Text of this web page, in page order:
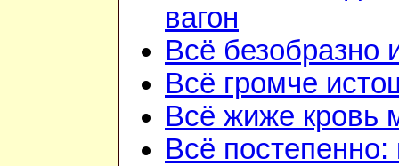
вагон
Всё безобразно
Всё громче
Всё жиже кровь
Всё постепенно: